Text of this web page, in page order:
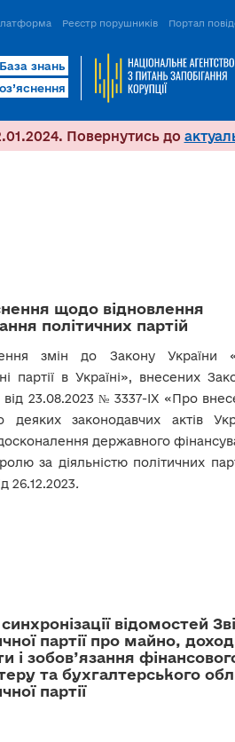
Реєстр порушників Портал
База знань
Повернутись до
щодо відновлення
політичних партій
змін до Закону України
партії в Україні», внесених
від 23.08.2023 № 3337-IX «Про
деяких законодавчих актів
державного
за діяльністю політичних
26.12.2023.
відомостей
партії про майно,
і зобов’язання
та бухгалтерського
партії